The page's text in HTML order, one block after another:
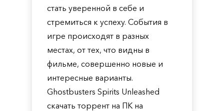
стать уверенной в себе и
стремиться к успеху. События в
игре происходят в разных
местах, от тех, что видны в
фильме, совершенно новые и
интересные варианты.
Ghostbusters Spirits Unleashed
скачать торрент на ПК на